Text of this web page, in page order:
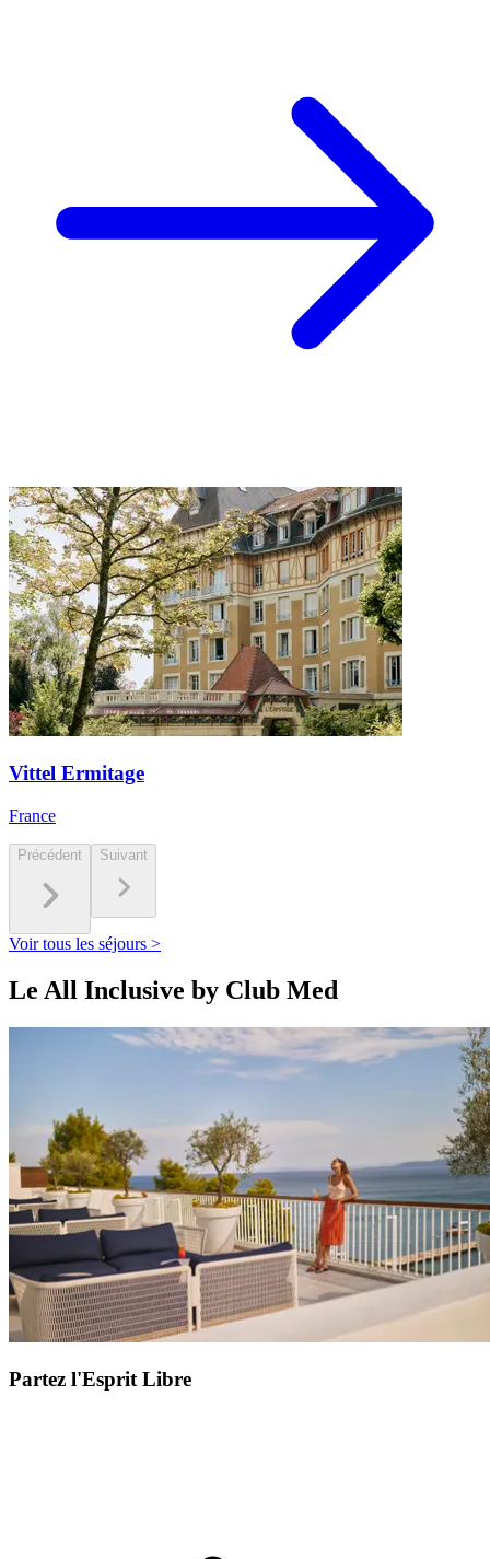
Vittel Ermitage
France
Précédent Suivant
Voir tous les séjours >
Le All Inclusive by Club Med
Partez l'Esprit Libre